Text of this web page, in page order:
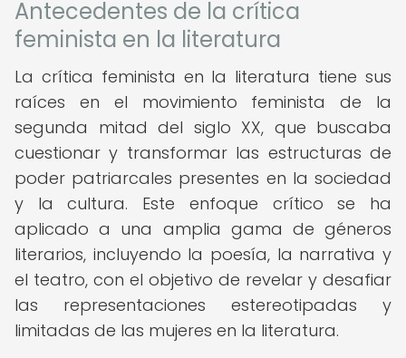
Antecedentes de la crítica
feminista en la literatura
La crítica feminista en la literatura tiene sus
raíces en el movimiento feminista de la
segunda mitad del siglo XX, que buscaba
cuestionar y transformar las estructuras de
poder patriarcales presentes en la sociedad
y la cultura. Este enfoque crítico se ha
aplicado a una amplia gama de géneros
literarios, incluyendo la poesía, la narrativa y
el teatro, con el objetivo de revelar y desafiar
las representaciones estereotipadas y
limitadas de las mujeres en la literatura.